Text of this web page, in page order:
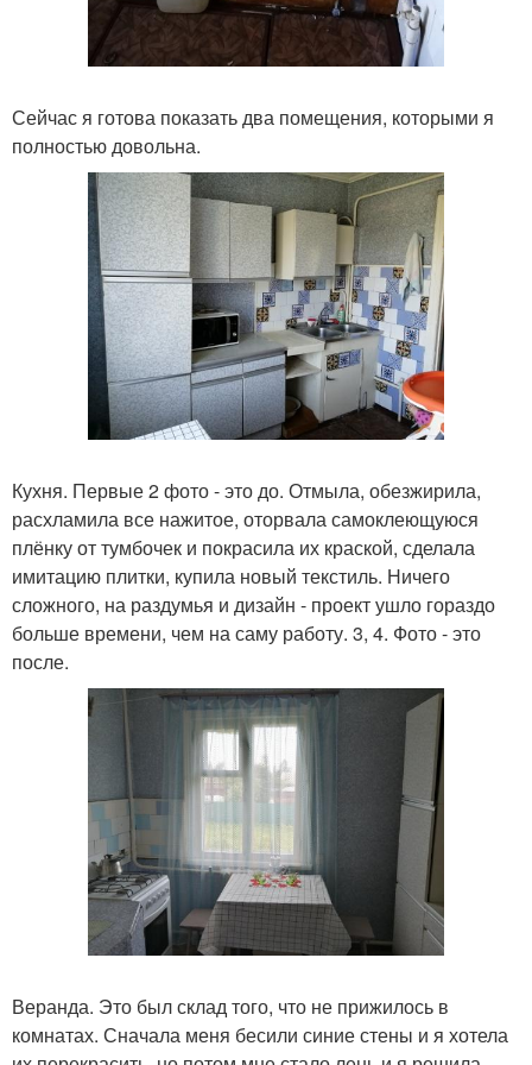
Сейчас я готова показать два помещения, которыми я
полностью довольна.
Кухня. Первые 2 фото - это до. Отмыла, обезжирила,
расхламила все нажитое, оторвала самоклеющуюся
плёнку от тумбочек и покрасила их краской, сделала
имитацию плитки, купила новый текстиль. Ничего
сложного, на раздумья и дизайн - проект ушло гораздо
больше времени, чем на саму работу. 3, 4. Фото - это
после.
Веранда. Это был склад того, что не прижилось в
комнатах. Сначала меня бесили синие стены и я хотела